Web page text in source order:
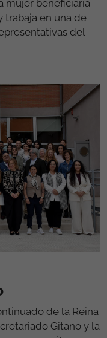
que han querido
que ha
de sus
Promociona; de
comoCalí. En el
beneficiaria
en una de
del